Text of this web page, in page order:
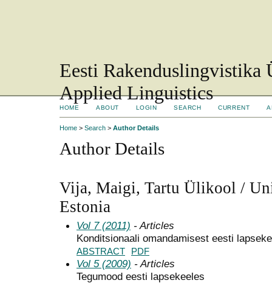
Eesti Rakenduslingvistika
Applied Linguistics
HOME ABOUT LOGIN SEARCH CURRENT
Home > Search > Author Details
Author Details
Vija, Maigi, Tartu Ülikool /
Estonia
Vol 7 (2011) - Articles
Konditsionaali omandamisest eesti
ABSTRACT PDF
Vol 5 (2009) - Articles
Tegumood eesti lapsekeeles